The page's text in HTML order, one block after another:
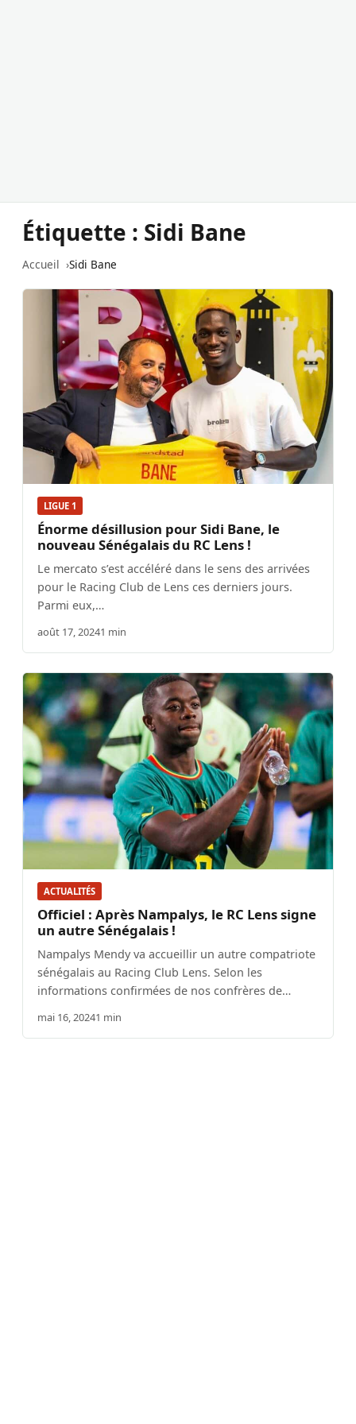
Étiquette : Sidi Bane
Accueil Sidi Bane
LIGUE 1
Énorme désillusion pour Sidi Bane, le
nouveau Sénégalais du RC Lens !
Le mercato s’est accéléré dans le sens des arrivées
pour le Racing Club de Lens ces derniers jours.
Parmi eux,…
août 17, 20241 min
ACTUALITÉS
Officiel : Après Nampalys, le RC Lens signe
un autre Sénégalais !
Nampalys Mendy va accueillir un autre compatriote
sénégalais au Racing Club Lens. Selon les
informations confirmées de nos confrères de…
mai 16, 20241 min